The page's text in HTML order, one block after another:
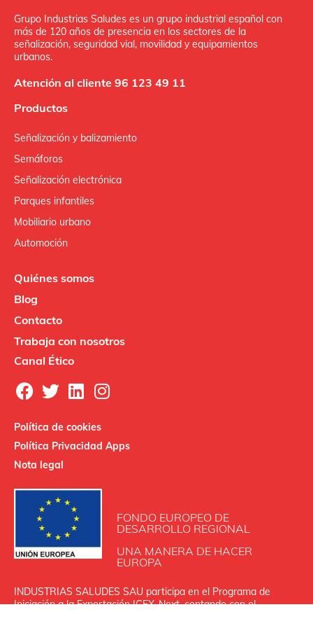
Grupo Industrias Saludes es un grupo industrial español con
más de 120 años de presencia en los sectores de la
señalización, seguridad vial, movilidad y equipamientos
urbanos.
Atención al cliente 96 123 49 11
Productos
Señalización y balizamiento
Semáforos
Señalización electrónica
Parques infantiles
Mobiliario urbano
Automoción
Quiénes somos
Blog
Contacto
Trabaja con nosotros
Canal Ético
Política de cookies
Política Privacidad Apps
Nota legal
FONDO EUROPEO DE
DESARROLLO REGIONAL
UNA MANERA DE HACER
EUROPA
INDUSTRIAS SALUDES SAU participa en el Programa de
Iniciación a la Exportación ICEX‐Next, contando con el